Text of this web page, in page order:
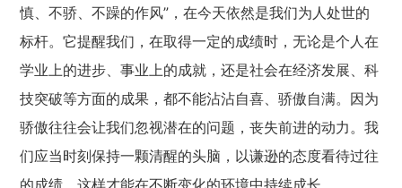
慎、不骄、不躁的作风”，在今天依然是我们为人处世的
标杆。它提醒我们，在取得一定的成绩时，无论是个人在
学业上的进步、事业上的成就，还是社会在经济发展、科
技突破等方面的成果，都不能沾沾自喜、骄傲自满。因为
骄傲往往会让我们忽视潜在的问题，丧失前进的动力。我
们应当时刻保持一颗清醒的头脑，以谦逊的态度看待过往
的成绩，这样才能在不断变化的环境中持续成长。